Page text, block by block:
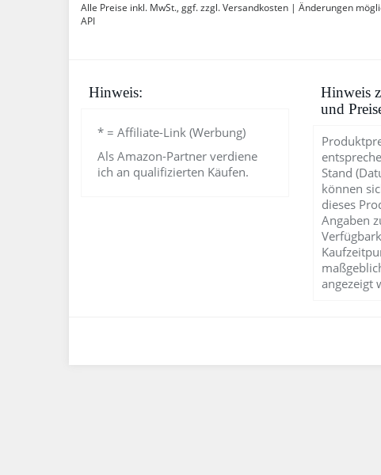
Alle Preise inkl. MwSt., ggf. zzgl. Versandkosten | Änderungen
API
Hinweis:
* = Affiliate-Link (Werbung)
Als Amazon-Partner verdiene
ich an qualifizierten Käufen.
Hinweis
und
Stand
können
dieses
Angaben
angezeigt